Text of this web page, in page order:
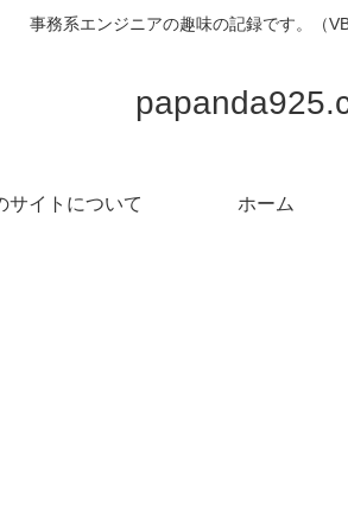
事務系エンジニアの趣味の記録です。（
サイトについて ホーム